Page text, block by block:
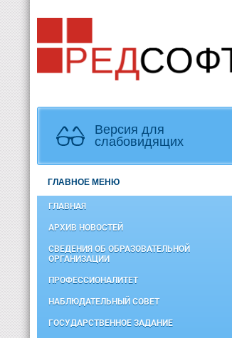
Версия для
слабовидящих
ГЛАВНОЕ МЕНЮ
ГЛАВНАЯ
АРХИВ НОВОСТЕЙ
СВЕДЕНИЯ ОБ ОБРАЗОВАТЕЛЬНОЙ
ОРГАНИЗАЦИИ
ПРОФЕССИОНАЛИТЕТ
НАБЛЮДАТЕЛЬНЫЙ СОВЕТ
ГОСУДАРСТВЕННОЕ ЗАДАНИЕ